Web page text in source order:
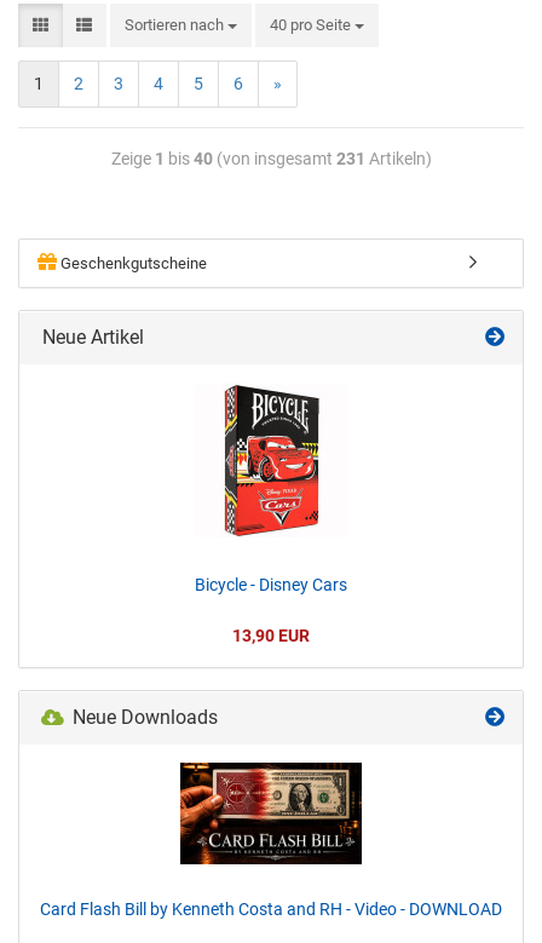
Sortieren nach 40 pro Seite
1 2 3 4 5 6 »
Zeige 1 bis40(von insgesamt 231 Artikeln)
Geschenkgutscheine
Neue Artikel
Bicycle - Disney Cars
13,90 EUR
Neue Downloads
Card Flash Bill by Kenneth Costa and RH - Video - DOWNLOAD